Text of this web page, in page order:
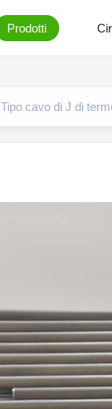
Prodotti
Tipo cavo di J di